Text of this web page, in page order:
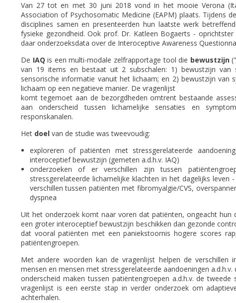
Van 27 tot en met 30 juni 2018 vond in het mooie Verona
Association of Psychosomatic Medicine (EAPM) plaats. Tijdens
disciplines samen en presenteerden hun laatste werk
fysieke gezondheid. Ook prof. Dr. Katleen Bogaerts -
daar onderzoeksdata over de Interoceptive Awareness
De IAQ is een multi-modale zelfrapportage tool die bewustzijn
van 19 items en bestaat uit 2 subschalen: 1) bewustzijn
sensorische informatie vanuit het lichaam; en 2) bewustzijn
lichaam op een negatieve manier. De vragenlijst
komt tegemoet aan de bezorgdheden omtrent bestaande
aan onderscheid tussen lichamelijke sensaties en
responskanalen.
Het doel van de studie was tweevoudig:
exploreren of patiënten met stressgerelateerde
interoceptief bewustzijn (gemeten a.d.h.v. IAQ)
onderzoeken of er verschillen zijn tussen
stressgerelateerde lichamelijke klachten in het dagelijks
verschillen tussen patiënten met fibromyalgie/CVS,
dyspnea
Uit het onderzoek komt naar voren dat patiënten, ongeacht
een groter interoceptief bewustzijn beschikken dan gezonde
dat vooral patiënten met een paniekstoornis hogere scores
patiëntengroepen.
Met andere woorden kan de vragenlijst helpen de
mensen en mensen met stressgerelateerde aandoeningen
onderscheid maken tussen patiëntengroepen a.d.h.v. de
vragenlijst is een eerste stap in verder onderzoek om
achterhalen.